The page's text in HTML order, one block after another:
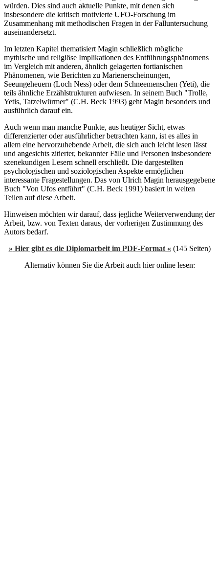
würden. Dies sind auch aktuelle Punkte, mit denen sich
insbesondere die kritisch motivierte UFO-Forschung im
Zusammenhang mit methodischen Fragen in der Falluntersuchung
auseinandersetzt.
Im letzten Kapitel thematisiert Magin schließlich mögliche
mythische und religiöse Implikationen des Entführungsphänomens
im Vergleich mit anderen, ähnlich gelagerten fortianischen
Phänomenen, wie Berichten zu Marienerscheinungen,
Seeungeheuern (Loch Ness) oder dem Schneemenschen (Yeti), die
teils ähnliche Erzählstrukturen aufwiesen. In seinem Buch "Trolle,
Yetis, Tatzelwürmer" (C.H. Beck 1993) geht Magin besonders und
ausführlich darauf ein.
Auch wenn man manche Punkte, aus heutiger Sicht, etwas
differenzierter oder ausführlicher betrachten kann, ist es alles in
allem eine hervorzuhebende Arbeit, die sich auch leicht lesen lässt
und angesichts zitierter, bekannter Fälle und Personen insbesondere
szenekundigen Lesern schnell erschließt. Die dargestellten
psychologischen und soziologischen Aspekte ermöglichen
interessante Fragestellungen. Das von Ulrich Magin herausgegebene
Buch "Von Ufos entführt" (C.H. Beck 1991) basiert in weiten
Teilen auf diese Arbeit.
Hinweisen möchten wir darauf, dass jegliche Weiterverwendung der
Arbeit, bzw. von Texten daraus, der vorherigen Zustimmung des
Autors bedarf.
» Hier gibt es die Diplomarbeit im PDF-Format « (145 Seiten)
Alternativ können Sie die Arbeit auch hier online lesen: